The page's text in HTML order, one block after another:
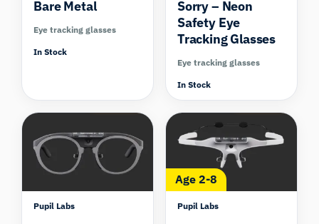
Bare Metal
Eye tracking glasses
In Stock
Sorry – Neon
Safety Eye
Tracking Glasses
Eye tracking glasses
In Stock
Pupil Labs
Age 2-8
Pupil Labs